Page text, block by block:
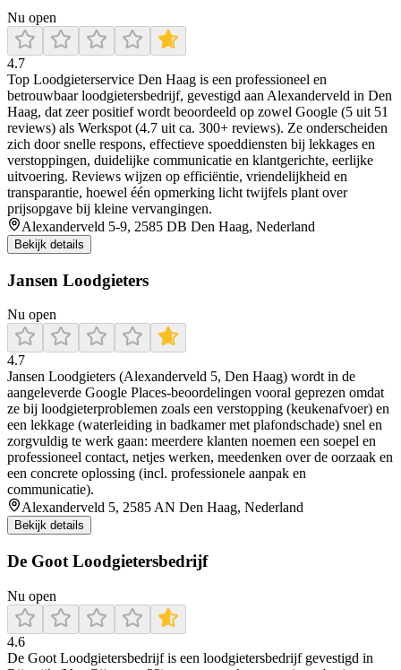
Nu open
4.7
Top Loodgieterservice Den Haag is een professioneel en
betrouwbaar loodgietersbedrijf, gevestigd aan Alexanderveld in Den
Haag, dat zeer positief wordt beoordeeld op zowel Google (5 uit 51
reviews) als Werkspot (4.7 uit ca. 300+ reviews). Ze onderscheiden
zich door snelle respons, effectieve spoeddiensten bij lekkages en
verstoppingen, duidelijke communicatie en klantgerichte, eerlijke
uitvoering. Reviews wijzen op efficiëntie, vriendelijkheid en
transparantie, hoewel één opmerking licht twijfels plant over
prijsopgave bij kleine vervangingen.
Alexanderveld 5-9, 2585 DB Den Haag, Nederland
Bekijk details
Jansen Loodgieters
Nu open
4.7
Jansen Loodgieters (Alexanderveld 5, Den Haag) wordt in de
aangeleverde Google Places-beoordelingen vooral geprezen omdat
ze bij loodgieterproblemen zoals een verstopping (keukenafvoer) en
een lekkage (waterleiding in badkamer met plafondschade) snel en
zorgvuldig te werk gaan: meerdere klanten noemen een soepel en
professioneel contact, netjes werken, meedenken over de oorzaak en
een concrete oplossing (incl. professionele aanpak en
communicatie).
Alexanderveld 5, 2585 AN Den Haag, Nederland
Bekijk details
De Goot Loodgietersbedrijf
Nu open
4.6
De Goot Loodgietersbedrijf is een loodgietersbedrijf gevestigd in